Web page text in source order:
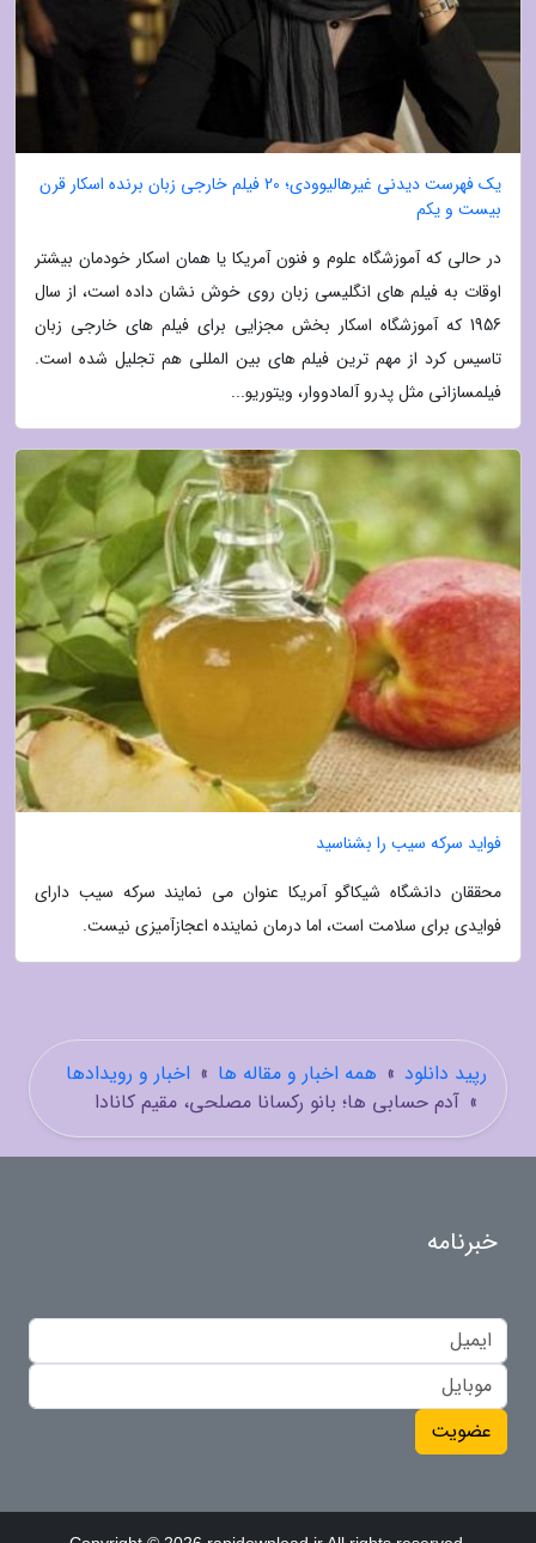
یک فهرست دیدنی غیرهالیوودی؛ 20 فیلم خارجی زبان برنده اسکار قرن
بیست و یکم
در حالی که آموزشگاه علوم و فنون آمریکا یا همان اسکار خودمان بیشتر
اوقات به فیلم های انگلیسی زبان روی خوش نشان داده است، از سال
1956 که آموزشگاه اسکار بخش مجزایی برای فیلم های خارجی زبان
تاسیس کرد از مهم ترین فیلم های بین المللی هم تجلیل شده است.
فیلمسازانی مثل پدرو آلمادووار، ویتوریو...
فواید سرکه سیب را بشناسید
محققان دانشگاه شیکاگو آمریکا عنوان می نمایند سرکه سیب دارای
فوایدی برای سلامت است، اما درمان نماینده اعجازآمیزی نیست.
رپید دانلود » همه اخبار و مقاله ها » اخبار و رویدادها
» آدم حسابی ها؛ بانو رکسانا مصلحى، مقیم کانادا
خبرنامه
عضویت